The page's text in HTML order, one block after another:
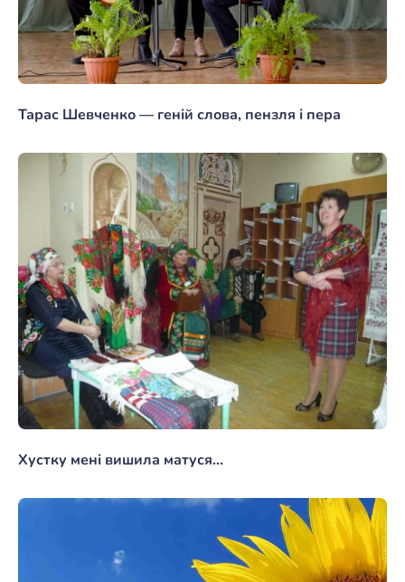
Тарас Шевченко — геній слова, пензля і пера
Хустку мені вишила матуся...